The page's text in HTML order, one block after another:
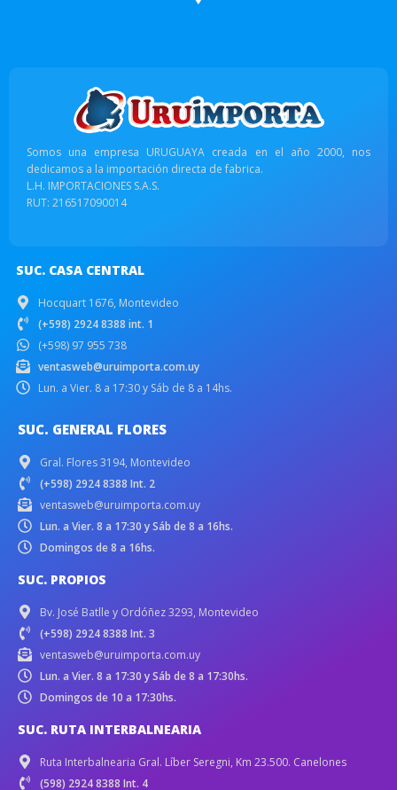
Somos una empresa URUGUAYA creada en el año 2000, nos
dedicamos a la importación directa de fabrica.
L.H. IMPORTACIONES S.A.S.
RUT: 216517090014
SUC. CASA CENTRAL
Hocquart 1676, Montevideo
(+598) 2924 8388 int. 1
(+598) 97 955 738
ventasweb@uruimporta.com.uy
Lun. a Vier. 8 a 17:30 y Sáb de 8 a 14hs.
SUC. GENERAL FLORES
Gral. Flores 3194, Montevideo
(+598) 2924 8388 Int. 2
ventasweb@uruimporta.com.uy
Lun. a Vier. 8 a 17:30 y Sáb de 8 a 16hs.
Domingos de 8 a 16hs.
SUC. PROPIOS
Bv. José Batlle y Ordóñez 3293, Montevideo
(+598) 2924 8388 Int. 3
ventasweb@uruimporta.com.uy
Lun. a Vier. 8 a 17:30 y Sáb de 8 a 17:30hs.
Domingos de 10 a 17:30hs.
SUC. RUTA INTERBALNEARIA
Ruta Interbalnearia Gral. Líber Seregni, Km 23.500. Canelones
(598) 2924 8388 Int. 4